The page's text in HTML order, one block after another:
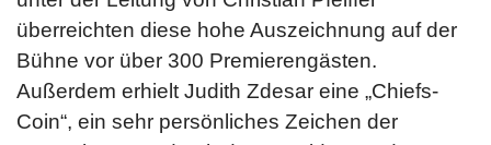
überreichten diese hohe Auszeichnung auf der
Bühne vor über 300 Premierengästen.
Außerdem erhielt Judith Zdesar eine „Chiefs-
Coin“, ein sehr persönliches Zeichen der